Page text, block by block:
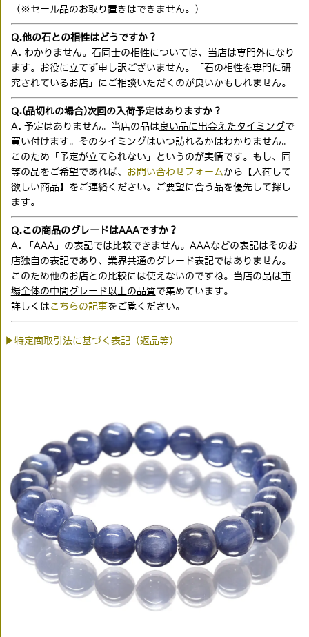
（※セール品のお取り置きはできません。）
Q.他の石との相性はどうですか？
A. わかりません。石同士の相性については、当店は専門外になり
ます。お役に立てず申し訳ございません。「石の相性を専門に研
究されているお店」にご相談いただくのが良いかもしれません。
Q.(品切れの場合)次回の入荷予定はありますか？
A. 予定はありません。当店の品は 良い品に出会えたタイミングで
買い付けます。そのタイミングはいつ訪れるかはわかりません。
このため「予定が立てられない」というのが実情です。もし、同
等の品をご希望であれば、 お問い合わせフォーム から【入荷して
欲しい商品】をご連絡ください。ご要望に合う品を優先して探し
ます。
Q.この商品のグレードはAAAですか？
A. 「AAA」の表記では比較できません。AAAなどの表記はそのお
店独自の表記であり、業界共通のグレード表記ではありません。
このため他のお店との比較には使えないのですね。当店の品は市
場全体の中間グレード以上の品質で集めています。
詳しくは こちらの記事をご覧ください。
▶特定商取引法に基づく表記（返品等）